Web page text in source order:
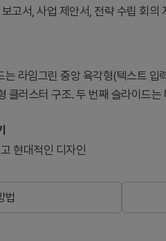
고서, 사업 제안서, 전략 수립 회
라임그린 중앙 육각형(텍스트
클러스터 구조. 두 번째 슬라이드
현대적인 디자인
법